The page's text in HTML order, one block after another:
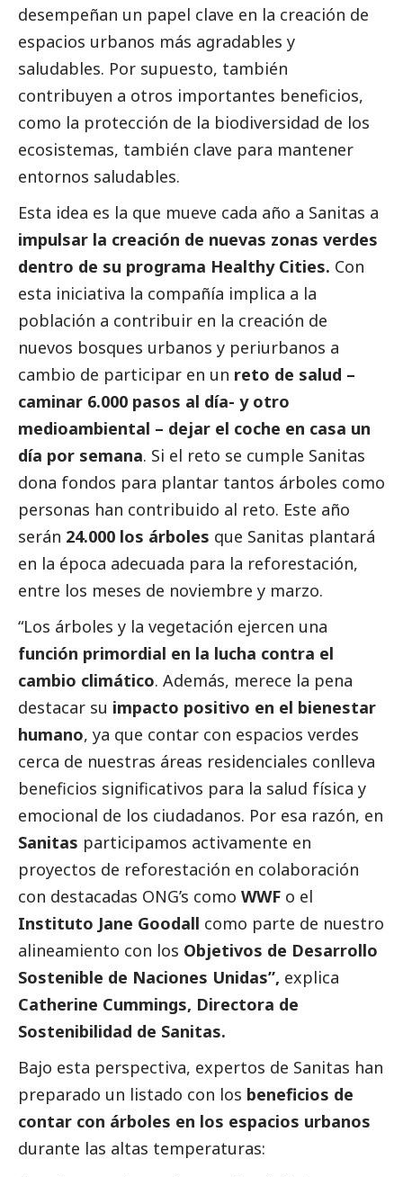
desempeñan un papel clave en la creación de
espacios urbanos más agradables y
saludables. Por supuesto, también
contribuyen a otros importantes beneficios,
como la protección de la biodiversidad de los
ecosistemas, también clave para mantener
entornos saludables.
Esta idea es la que mueve cada año a Sanitas a
impulsar la creación de nuevas zonas verdes
dentro de su programa Healthy Cities. Con
esta iniciativa la compañía implica a la
población a contribuir en la creación de
nuevos bosques urbanos y periurbanos a
cambio de participar en un reto de salud –
caminar 6.000 pasos al día- y otro
medioambiental – dejar el coche en casa un
día por semana. Si el reto se cumple Sanitas
dona fondos para plantar tantos árboles como
personas han contribuido al reto. Este año
serán 24.000 los árboles que Sanitas plantará
en la época adecuada para la reforestación,
entre los meses de noviembre y marzo.
“Los árboles y la vegetación ejercen una
función primordial en la lucha contra el
cambio climático. Además, merece la pena
destacar su impacto positivo en el bienestar
humano, ya que contar con espacios verdes
cerca de nuestras áreas residenciales conlleva
beneficios significativos para la salud física y
emocional de los ciudadanos. Por esa razón, en
Sanitas participamos activamente en
proyectos de reforestación en colaboración
con destacadas ONG’s como WWF o el
Instituto Jane Goodall como parte de nuestro
alineamiento con los Objetivos de Desarrollo
Sostenible de Naciones Unidas”, explica
Catherine Cummings, Directora de
Sostenibilidad de Sanitas.
Bajo esta perspectiva, expertos de Sanitas han
preparado un listado con los beneficios de
contar con árboles en los espacios urbanos
durante las altas temperaturas: